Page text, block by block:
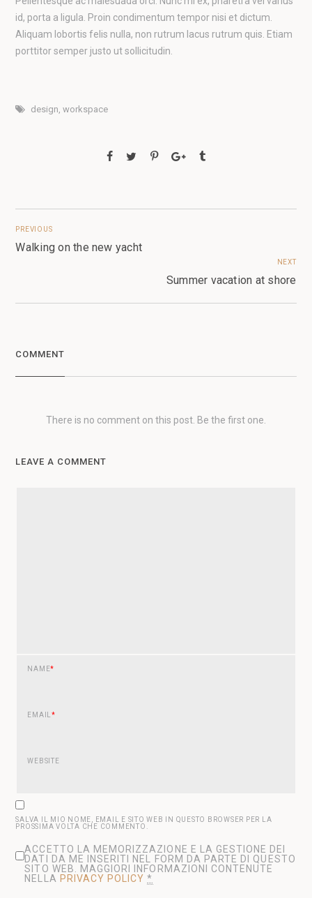
id, porta a ligula. Proin condimentum tempor nisi et dictum.
Aliquam lobortis felis nulla, non rutrum lacus rutrum quis. Etiam
porttitor semper justo ut sollicitudin.
design,workspace
PREVIOUS
Walking on the new yacht
NEXT
Summer vacation at shore
COMMENT
There is no comment on this post. Be the first one.
LEAVE A COMMENT
NAME*
EMAIL*
WEBSITE
SALVA IL MIO NOME, EMAIL E SITO WEB IN QUESTO BROWSER PER LA
PROSSIMA VOLTA CHE COMMENTO.
ACCETTO LA MEMORIZZAZIONE E LA GESTIONE DEI
DATI DA ME INSERITI NEL FORM DA PARTE DI QUESTO
SITO WEB. MAGGIORI INFORMAZIONI CONTENUTE
NELLA PRIVACY POLICY *